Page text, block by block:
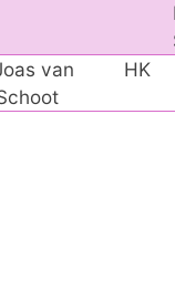
van
HK